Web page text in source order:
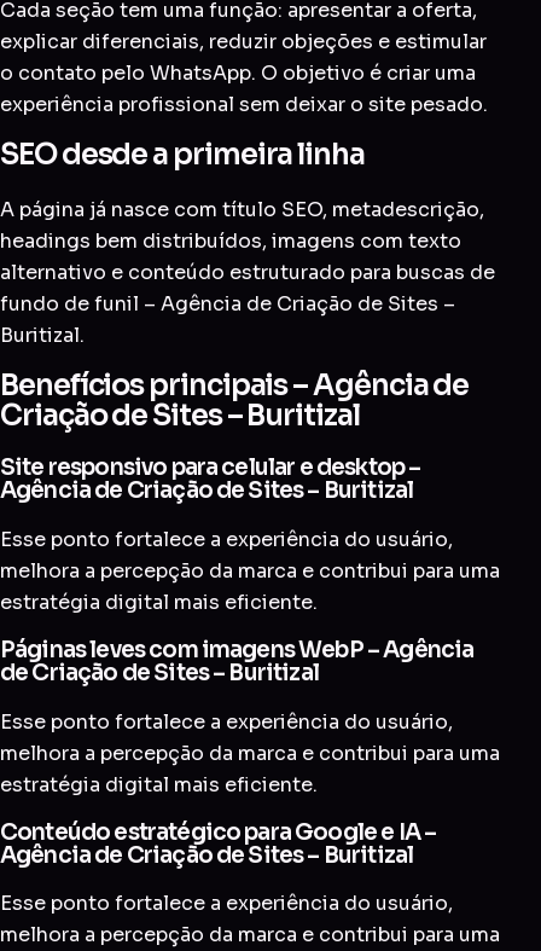
Cada seção tem uma função: apresentar a oferta,
explicar diferenciais, reduzir objeções e estimular
o contato pelo WhatsApp. O objetivo é criar uma
experiência profissional sem deixar o site pesado.
SEO desde a primeira linha
A página já nasce com título SEO, metadescrição,
headings bem distribuídos, imagens com texto
alternativo e conteúdo estruturado para buscas de
fundo de funil – Agência de Criação de Sites –
Buritizal.
Benefícios principais – Agência de
Criação de Sites – Buritizal
Site responsivo para celular e desktop –
Agência de Criação de Sites – Buritizal
Esse ponto fortalece a experiência do usuário,
melhora a percepção da marca e contribui para uma
estratégia digital mais eficiente.
Páginas leves com imagens WebP – Agência
de Criação de Sites – Buritizal
Esse ponto fortalece a experiência do usuário,
melhora a percepção da marca e contribui para uma
estratégia digital mais eficiente.
Conteúdo estratégico para Google e IA –
Agência de Criação de Sites – Buritizal
Esse ponto fortalece a experiência do usuário,
melhora a percepção da marca e contribui para uma